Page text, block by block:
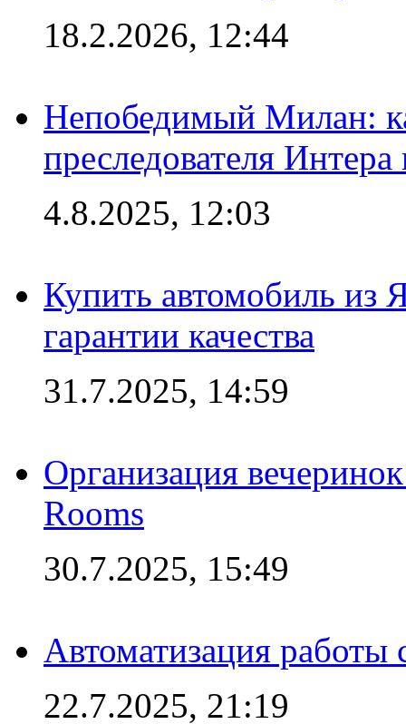
18.2.2026, 12:44
Непобедимый Милан:
преследователя
4.8.2025, 12:03
Купить автомобиль из
гарантии качества
31.7.2025, 14:59
Организация
Rooms
30.7.2025, 15:49
Автоматизация работы
22.7.2025, 21:19